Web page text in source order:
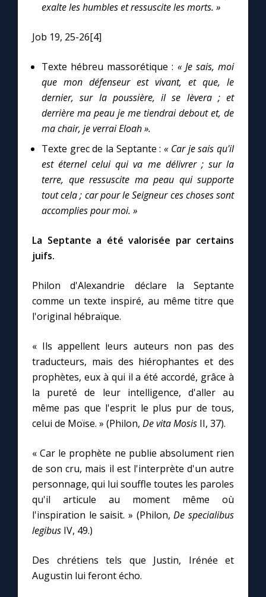
exalte les humbles et ressuscite les morts. »
Job 19, 25-26[4]
Texte hébreu massorétique : « Je sais, moi
que mon défenseur est vivant, et que, le
dernier, sur la poussière, il se lèvera ; et
derrière ma peau je me tiendrai debout et, de
ma chair, je verrai Eloah ».
Texte grec de la Septante :« Car je sais qu'il
est éternel celui qui va me délivrer ; sur la
terre, que ressuscite ma peau qui supporte
tout cela ; car pour le Seigneur ces choses sont
accomplies pour moi. »
La Septante a été valorisée par certains
juifs.
Philon d'Alexandrie déclare la Septante
comme un texte inspiré, au même titre que
l'original hébraïque.
« Ils appellent leurs auteurs non pas des
traducteurs, mais des hiérophantes et des
prophètes, eux à qui il a été accordé, grâce à
la pureté de leur intelligence, d'aller au
même pas que l'esprit le plus pur de tous,
celui de Moïse. » (Philon, De vita Mosis II, 37).
« Car le prophète ne publie absolument rien
de son cru, mais il est l'interprète d'un autre
personnage, qui lui souffle toutes les paroles
qu'il articule au moment même où
l'inspiration le saisit. » (Philon,De specialibus
legibus IV, 49.)
Des chrétiens tels que Justin, Irénée et
Augustin lui feront écho.